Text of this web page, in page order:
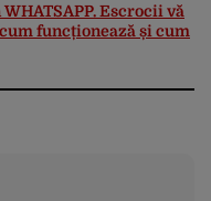
Escrocii vă
funcționează și cum